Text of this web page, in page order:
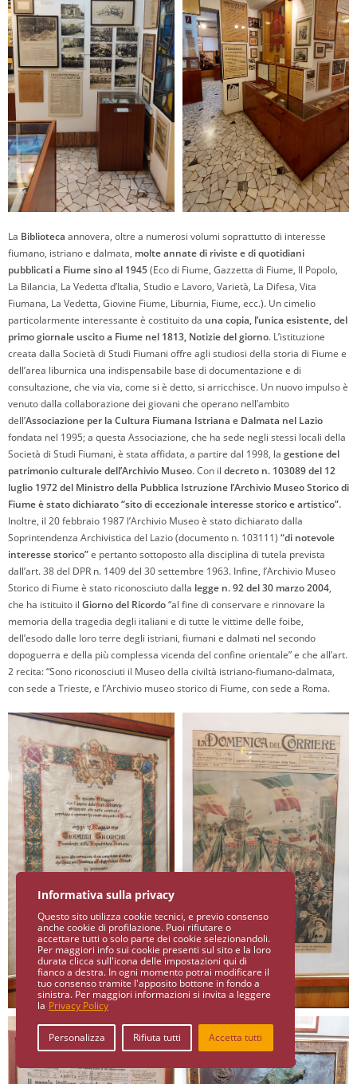
Informativa sulla privacy
Questo sito utilizza cookie tecnici, e previo consenso
anche cookie di profilazione. Puoi rifiutare o
accettare tutti o solo parte dei cookie selezionandoli.
Per maggiori info sui cookie presenti sul sito e la loro
durata clicca sull'icona delle impostazioni qui di
fianco a destra. In ogni momento potrai modificare il
tuo consenso tramite l'apposito bottone in fondo a
sinistra. Per maggiori informazioni si invita a leggere
la Privacy Policy
Personalizza Rifiuta tutti Accetta tutti
La Biblioteca annovera, oltre a numerosi volumi soprattutto di interesse
fiumano, istriano e dalmata, molte annate di riviste e di quotidiani
pubblicati a Fiume sino al 1945(Eco di Fiume, Gazzetta di Fiume, Il Popolo,
La Bilancia, La Vedetta d’Italia, Studio e Lavoro, Varietà, La Difesa, Vita
Fiumana, La Vedetta, Giovine Fiume, Liburnia, Fiume, ecc.). Un cimelio
particolarmente interessante è costituito da una copia, l’unica esistente, del
primo giornale uscito a Fiume nel 1813, Notizie del giorno. L’istituzione
creata dalla Società di Studi Fiumani offre agli studiosi della storia di Fiume e
dell’area liburnica una indispensabile base di documentazione e di
consultazione, che via via, come si è detto, si arricchisce. Un nuovo impulso è
venuto dalla collaborazione dei giovani che operano nell’ambito
dell’Associazione per la Cultura Fiumana Istriana e Dalmata nel Lazio
fondata nel 1995; a questa Associazione, che ha sede negli stessi locali della
Società di Studi Fiumani, è stata affidata, a partire dal 1998, la gestione del
patrimonio culturale dell’Archivio Museo. Con il decreto n. 103089 del 12
luglio 1972 del Ministro della Pubblica Istruzione l’Archivio Museo Storico di
Fiume è stato dichiarato “sito di eccezionale interesse storico e artistico”.
Inoltre, il 20 febbraio 1987 l’Archivio Museo è stato dichiarato dalla
Soprintendenza Archivistica del Lazio (documento n. 103111) “di notevole
interesse storico”e pertanto sottoposto alla disciplina di tutela prevista
dall’art. 38 del DPR n. 1409 del 30 settembre 1963. Infine, l’Archivio Museo
Storico di Fiume è stato riconosciuto dalla legge n. 92 del 30 marzo 2004,
che ha istituito il Giorno del Ricordo“al fine di conservare e rinnovare la
memoria della tragedia degli italiani e di tutte le vittime delle foibe,
dell’esodo dalle loro terre degli istriani, fiumani e dalmati nel secondo
dopoguerra e della più complessa vicenda del confine orientale” e che all’art.
2 recita: “Sono riconosciuti il Museo della civiltà istriano-fiumano-dalmata,
con sede a Trieste, e l’Archivio museo storico di Fiume, con sede a Roma.